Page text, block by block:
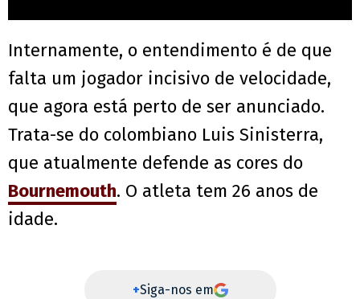
Internamente, o entendimento é de que
falta um jogador incisivo de velocidade,
que agora está perto de ser anunciado.
Trata-se do colombiano Luis Sinisterra,
que atualmente defende as cores do
Bournemouth. O atleta tem 26 anos de
idade.
+Siga-nos em